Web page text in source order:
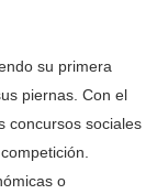
su primera
piernas. Con el
concursos sociales
o